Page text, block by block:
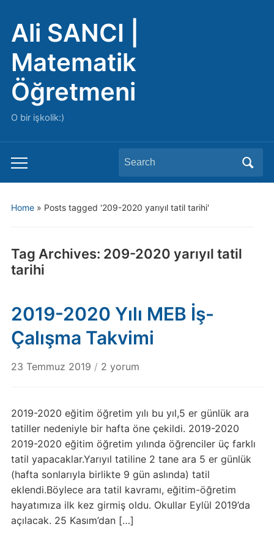
Ali SANCI |
Matematik
Öğretmeni
O bir işkolik:)
Toggle
mobile
Search
for:
Home» Posts tagged '209-2020 yarıyıl tatil tarihi'
Tag Archives: 209-2020 yarıyıl tatil
tarihi
2019-2020 Yılı MEB İş-
Çalışma Takvimi
23 Temmuz 2019 / 2019-
MEB
İş-
Çalışma
Takvimi
için
2 yorum
2019-2020 eğitim öğretim yılı bu yıl,5 er günlük ara
tatiller nedeniyle bir hafta öne çekildi. 2019-2020
2019-2020 eğitim öğretim yılında öğrenciler üç farklı
tatil yapacaklar.Yarıyıl tatiline 2 tane ara 5 er günlük
(hafta sonlarıyla birlikte 9 gün aslında) tatil
eklendi.Böylece ara tatil kavramı, eğitim-öğretim
hayatımıza ilk kez girmiş oldu. Okullar Eylül 2019’da
açılacak. 25 Kasım’dan […]